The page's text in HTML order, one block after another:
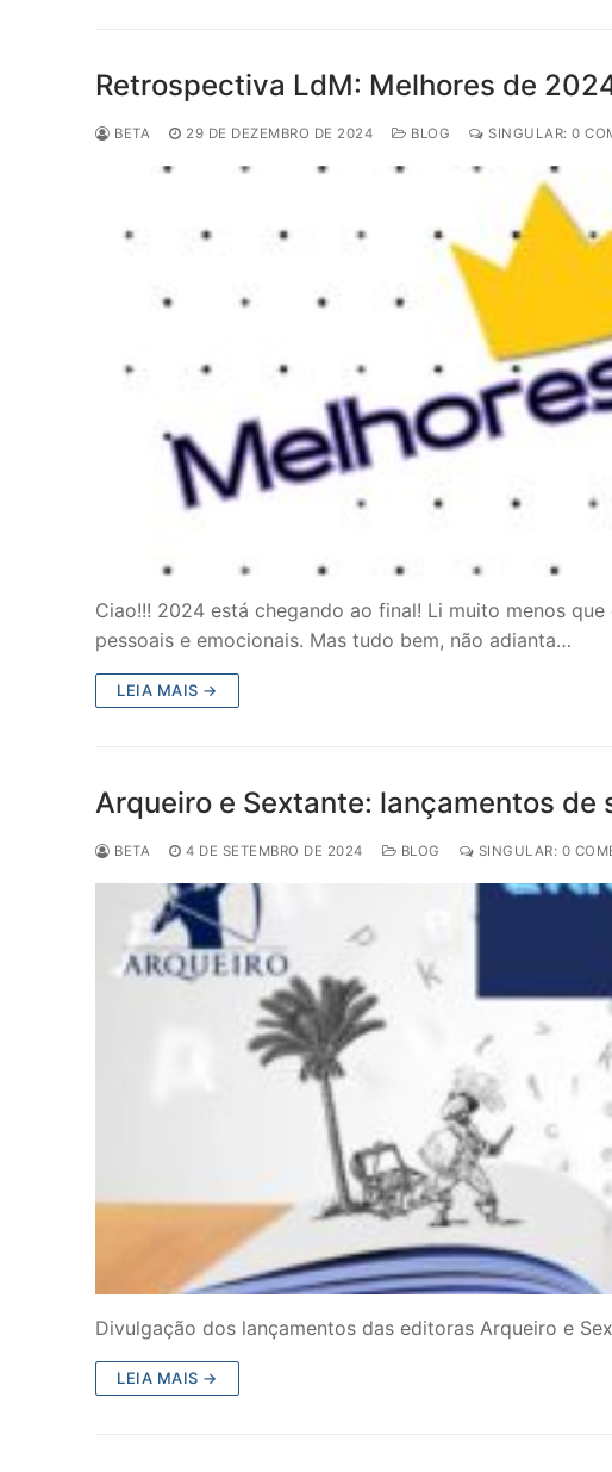
Retrospectiva LdM: Melhores de
BETA 29 DE DEZEMBRO DE 2024 BLOG SINGULAR: 0
Ciao!!! 2024 está chegando ao final! Li muito menos
pessoais e emocionais. Mas tudo bem, não adianta…
LEIA MAIS →
Arqueiro e Sextante: lançamentos de
BETA 4 DE SETEMBRO DE 2024 BLOG SINGULAR: 0
Divulgação dos lançamentos das editoras Arqueiro e
LEIA MAIS →